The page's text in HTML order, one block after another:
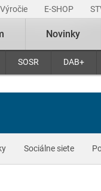
Výročie E-SHOP
SOSR DAB+
Novinky
Sociálne siete